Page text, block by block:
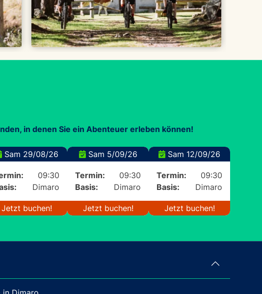
in denen Sie ein Abenteuer erleben können!
Sam 29/08/26
09:30
Dimaro
Jetzt buchen!
Sam 5/09/26
Termin:
09:30
Basis:
Dimaro
Jetzt buchen!
Sam 12/09/26
Termin:
09:30
Basis:
Dimaro
Jetzt buchen!